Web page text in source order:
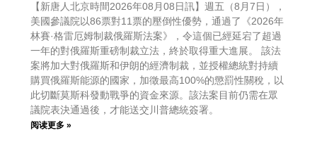
【新唐人北京時間2026年08月08日訊】週五（8月7日），
美國參議院以86票對11票的壓倒性優勢，通過了《2026年
林賽·格雷厄姆制裁俄羅斯法案》，令這個已經延宕了超過
一年的對俄羅斯重磅制裁立法，終於取得重大進展。 該法
案將加大對俄羅斯和伊朗的經濟制裁，並授權總統對持續
購買俄羅斯能源的國家，加徵最高100%的懲罰性關稅，以
此切斷莫斯科發動戰爭的資金來源。該法案目前仍需在眾
議院表決通過後，才能送交川普總統簽署。
阅读更多 »